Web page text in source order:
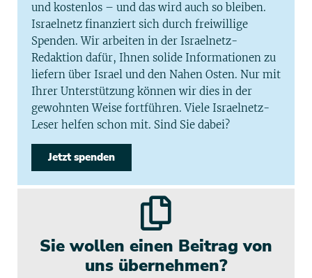
und kostenlos – und das wird auch so bleiben.
Israelnetz finanziert sich durch freiwillige
Spenden. Wir arbeiten in der Israelnetz-
Redaktion dafür, Ihnen solide Informationen zu
liefern über Israel und den Nahen Osten. Nur mit
Ihrer Unterstützung können wir dies in der
gewohnten Weise fortführen. Viele Israelnetz-
Leser helfen schon mit. Sind Sie dabei?
Jetzt spenden
Sie wollen einen Beitrag von
uns übernehmen?